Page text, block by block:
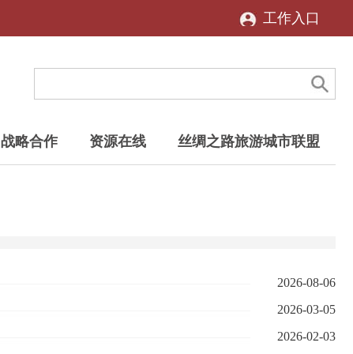
工作入口
丝绸之路旅游城市联盟
资源在线
战略合作
2026-08-06
2026-03-05
2026-02-03